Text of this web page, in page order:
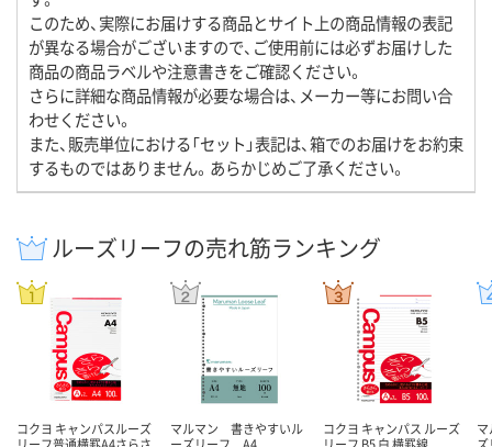
このため、実際にお届けする商品とサイト上の商品情報の表記
が異なる場合がございますので、ご使用前には必ずお届けした
商品の商品ラベルや注意書きをご確認ください。
さらに詳細な商品情報が必要な場合は、メーカー等にお問い合
わせください。
また、販売単位における「セット」表記は、箱でのお届けをお約束
するものではありません。あらかじめご了承ください。
ルーズリーフの売れ筋ランキング
コクヨ キャンパスルーズ
リーフ普通横罫A4さらさ
マルマン 書きやすいル
ーズリーフ A4
コクヨ キャンパス ルーズ
リーフ B5 白 横罫線